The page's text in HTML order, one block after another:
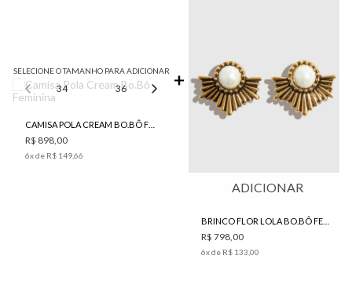
SELECIONE O TAMANHO PARA ADICIONAR
34 36 38 40 42
R$ 898,00
6x de R$ 149,66
ADICIONAR
R$ 798,00
6x de R$ 133,00